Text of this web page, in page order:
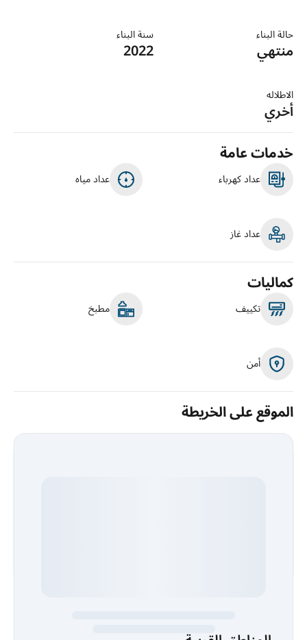
حالة البناء
منتهي
سنة البناء
2022
الاطلاله
أخري
خدمات عامة
عداد كهرباء عداد مياه
عداد غاز
كماليات
تكييف مطبخ
أمن
الموقع على الخريطة